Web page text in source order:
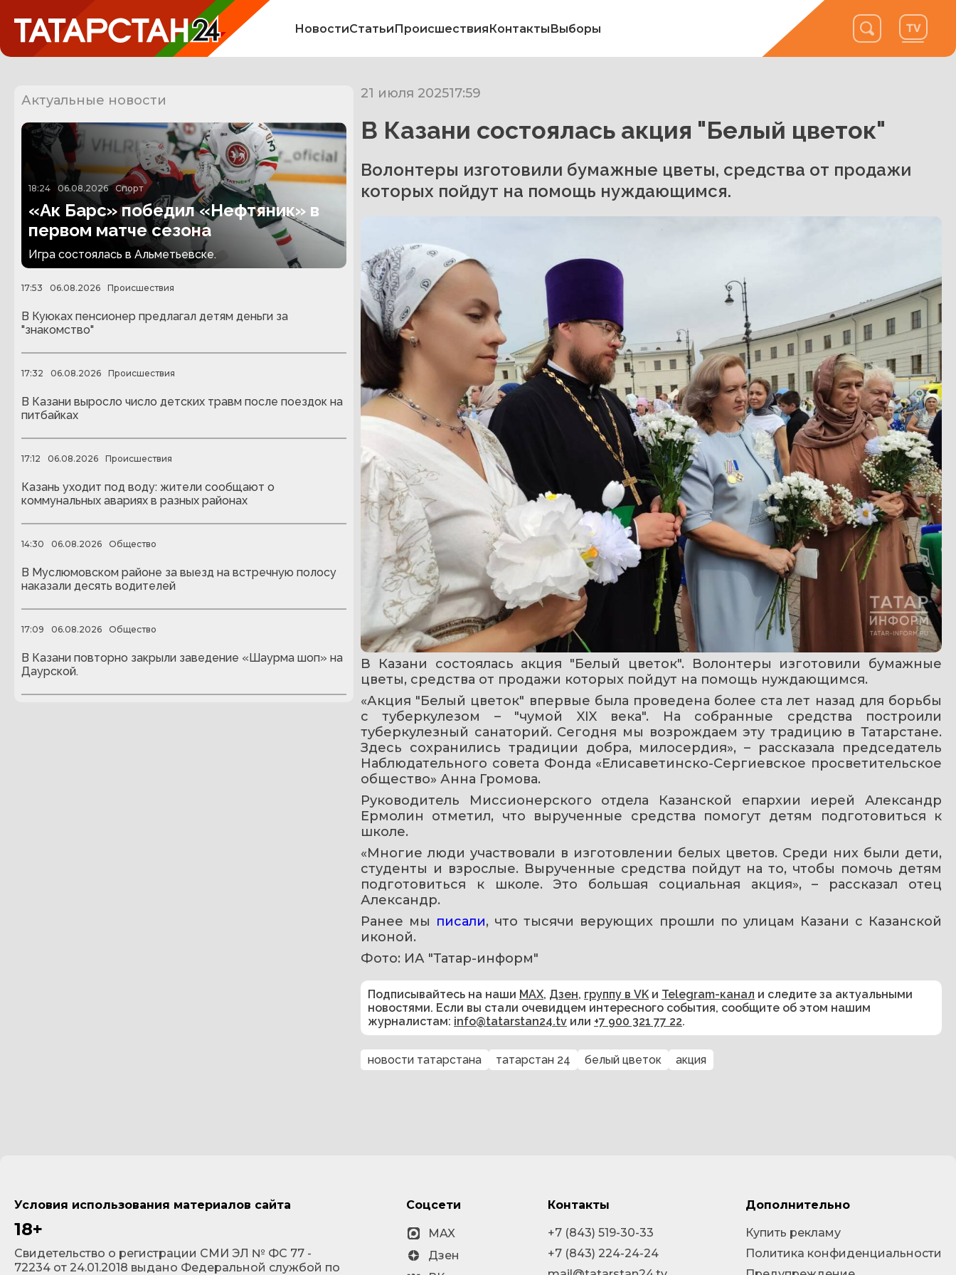
НовостиСтатьиПроисшествияКонтактыВыборы
Актуальные новости
18:24 06.08.2026 Спорт
«Ак Барс» победил «Нефтяник» в
первом матче сезона
Игра состоялась в Альметьевске.
17:53 06.08.2026 Происшествия
В Куюках пенсионер предлагал детям деньги за
"знакомство"
17:32 06.08.2026 Происшествия
В Казани выросло число детских травм после поездок на
питбайках
17:12 06.08.2026 Происшествия
Казань уходит под воду: жители сообщают о
коммунальных авариях в разных районах
14:30 06.08.2026 Общество
В Муслюмовском районе за выезд на встречную полосу
наказали десять водителей
17:09 06.08.2026 Общество
В Казани повторно закрыли заведение «Шаурма шоп» на
Даурской.
21 июля 202517:59
В Казани состоялась акция "Белый цветок"
Волонтеры изготовили бумажные цветы, средства от продажи
которых пойдут на помощь нуждающимся.
В Казани состоялась акция "Белый цветок". Волонтеры изготовили бумажные
цветы, средства от продажи которых пойдут на помощь нуждающимся.
«Акция "Белый цветок" впервые была проведена более ста лет назад для борьбы
с туберкулезом – "чумой XIX века". На собранные средства построили
туберкулезный санаторий. Сегодня мы возрождаем эту традицию в Татарстане.
Здесь сохранились традиции добра, милосердия», – рассказала председатель
Наблюдательного совета Фонда «Елисаветинско-Сергиевское просветительское
общество» Анна Громова.
Руководитель Миссионерского отдела Казанской епархии иерей Александр
Ермолин отметил, что вырученные средства помогут детям подготовиться к
школе.
«Многие люди участвовали в изготовлении белых цветов. Среди них были дети,
студенты и взрослые. Вырученные средства пойдут на то, чтобы помочь детям
подготовиться к школе. Это большая социальная акция», – рассказал отец
Александр.
Ранее мы писали, что тысячи верующих прошли по улицам Казани с Казанской
иконой.
Фото: ИА "Татар-информ"
Подписывайтесь на наши MAX, Дзен, группу в VK и Telegram-канал и следите за актуальными
новостями. Если вы стали очевидцем интересного события, сообщите об этом нашим
журналистам: info@tatarstan24.tv или +7 900 321 77 22.
новости татарстана татарстан 24 белый цветок акция
Условия использования материалов сайта
18+
Cвидетельство о регистрации СМИ ЭЛ № ФС 77 -
72234 от 24.01.2018 выдано Федеральной службой по
Соцсети
MAX
Дзен
Контакты
+7 (843) 519-30-33
+7 (843) 224-24-24
Дополнительно
Купить рекламу
Политика конфиденциальности